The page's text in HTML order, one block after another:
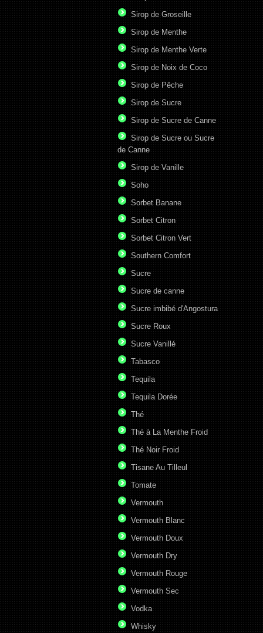
Sirop de Groseille
Sirop de Menthe
Sirop de Menthe Verte
Sirop de Noix de Coco
Sirop de Pêche
Sirop de Sucre
Sirop de Sucre de Canne
Sirop de Sucre ou Sucre
de Canne
Sirop de Vanille
Soho
Sorbet Banane
Sorbet Citron
Sorbet Citron Vert
Southern Comfort
Sucre
Sucre de canne
Sucre imbibé d'Angostura
Sucre Roux
Sucre Vanillé
Tabasco
Tequila
Tequila Dorée
Thé
Thé à La Menthe Froid
Thé Noir Froid
Tisane Au Tilleul
Tomate
Vermouth
Vermouth Blanc
Vermouth Doux
Vermouth Dry
Vermouth Rouge
Vermouth Sec
Vodka
Whisky